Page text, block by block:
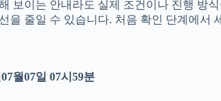
보이는 안내라도 실제 조건이나 진행 방
을 줄일 수 있습니다. 처음 확인 단계에서
월07일 07시59분